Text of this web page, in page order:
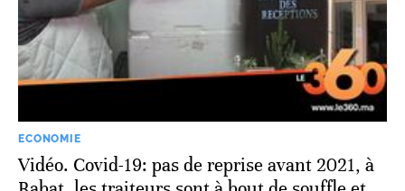
ECONOMIE
Vidéo. Covid-19: pas de reprise avant 2021, à